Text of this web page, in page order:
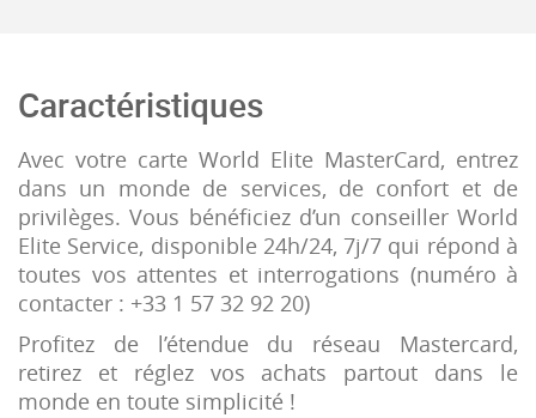
Caractéristiques
Avec votre carte World Elite MasterCard, entrez
dans un monde de services, de confort et de
privilèges. Vous bénéficiez d’un conseiller World
Elite Service, disponible 24h/24, 7j/7 qui répond à
toutes vos attentes et interrogations (numéro à
contacter : +33 1 57 32 92 20)
Profitez de l’étendue du réseau Mastercard,
retirez et réglez vos achats partout dans le
monde en toute simplicité !